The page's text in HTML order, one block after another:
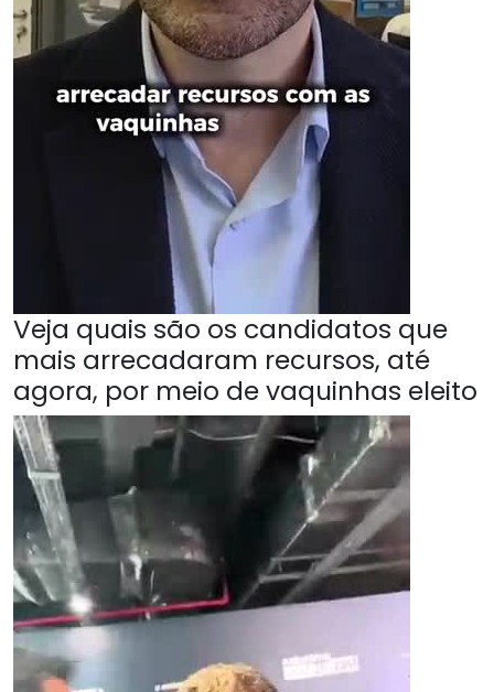
Veja quais são os candidatos que
mais arrecadaram recursos, até
agora, por meio de vaquinhas eleito